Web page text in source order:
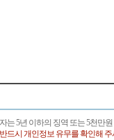
5년 이하의 징역 또는 5천만
드시 개인정보 유무를 확인해